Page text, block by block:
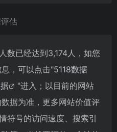
估
数已经达到3,174人，如您
，可以点击"5118数据
"进入；以目前的网站
据为准，更多网站价值评
符号的访问速度、搜索引